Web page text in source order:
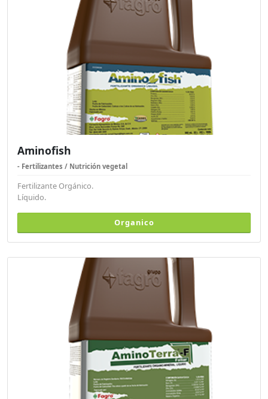
Aminofish
- Fertilizantes / Nutrición vegetal
Fertilizante Orgánico.
Líquido.
Organico